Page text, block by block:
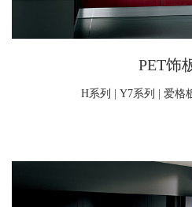
PET饰
H系列 | Y7系列 | 爱格